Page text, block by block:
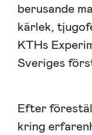
berusande
kärlek,
KTHs
Sveriges
Efter
kring